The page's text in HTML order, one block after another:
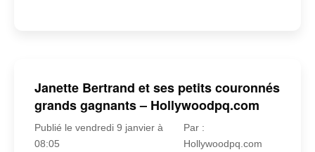
Janette Bertrand et ses petits couronnés
grands gagnants – Hollywoodpq.com
Publié le vendredi 9 janvier à
08:05
Par :
Hollywoodpq.com